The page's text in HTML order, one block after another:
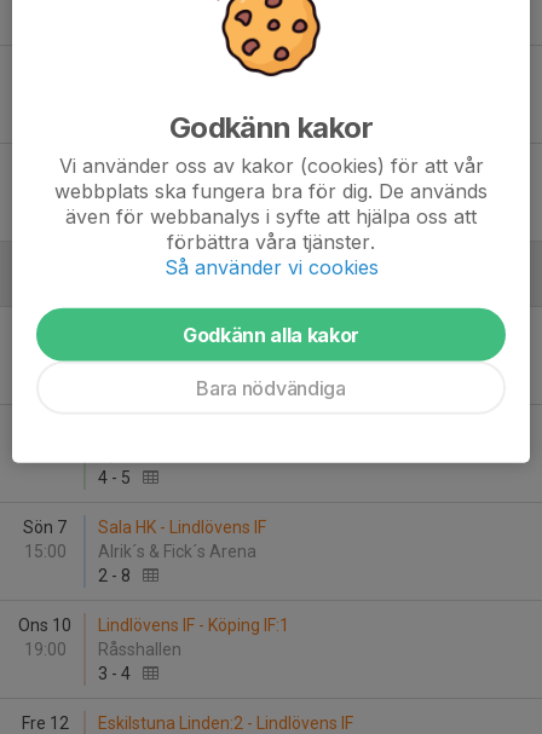
Lindlövens IF - Kumla Hockey
Sön 30
13:30
Lindlövens IF - Örebro HUF 1/Örebro HK:1
Lindehov
8 -9
Fre 5
18:45
Lindlövens IF - Kumla Hockey
4 - 5
Sön 7
15:00
Sala HK - Lindlövens IF
Alrik´s & Fick´s Arena
2 - 8
Ons 10
19:00
Lindlövens IF - Köping IF:1
Råsshallen
3 - 4
Fre 12
Eskilstuna Linden:2 - Lindlövens IF
Godkänn kakor
Vi använder oss av kakor (cookies) för att vår
webbplats ska fungera bra för dig. De används
även för webbanalys i syfte att hjälpa oss att
förbättra våra tjänster.
Så använder vi cookies
Godkänn alla kakor
Bara nödvändiga